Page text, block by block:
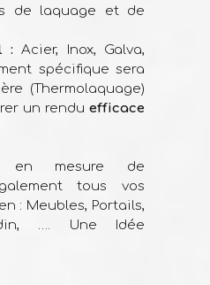
de laquage et de
: Acier, Inox, Galva,
spécifique sera
(Thermolaquage)
un rendu efficace
en mesure de
tous vos
: Meubles, Portails,
…. Une Idée